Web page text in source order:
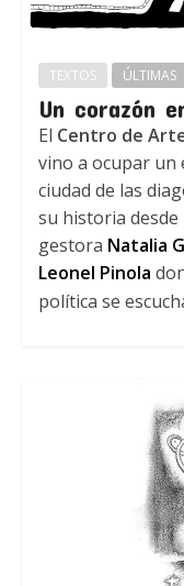
TEXTOS ÚLTIMAS
Un corazón
El Centro de
vino a ocupar un
ciudad de las
su historia desde
gestora Natalia
Leonel Pinola
política se